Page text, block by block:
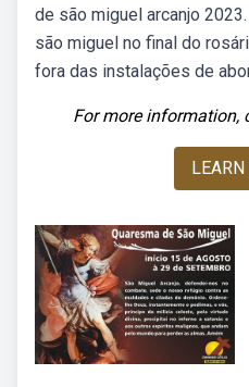
de são miguel arcanjo
são miguel no final do
fora das instalações de
For more information,